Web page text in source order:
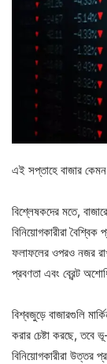
এই সপ্তাহে বাজার কেমন
বিশ্লেষকদের মতে,
বিনিয়োগকারীরা
ফলাফলের ওপরও নজর
প্রবণতা এবং ব্রেন্ট
বিশ্বজুড়ে বাজারগুলি
করার চেষ্টা করছে, তবে
বিনিয়োগকারীরা উত্তর